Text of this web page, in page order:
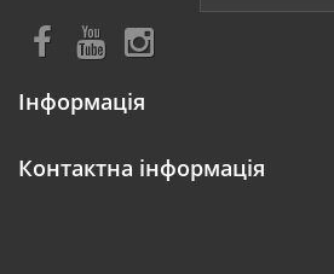
Інформація
Контактна інформація